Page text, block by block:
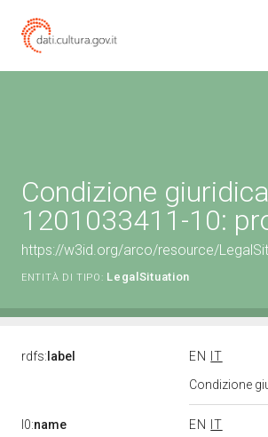
Condizione
1201033411-10:
https://w3id.org/arco/resource/
ENTITÀ DI TIPO: LegalSituation
rdfs: label EN
IT
Condizione
l0:name EN
IT